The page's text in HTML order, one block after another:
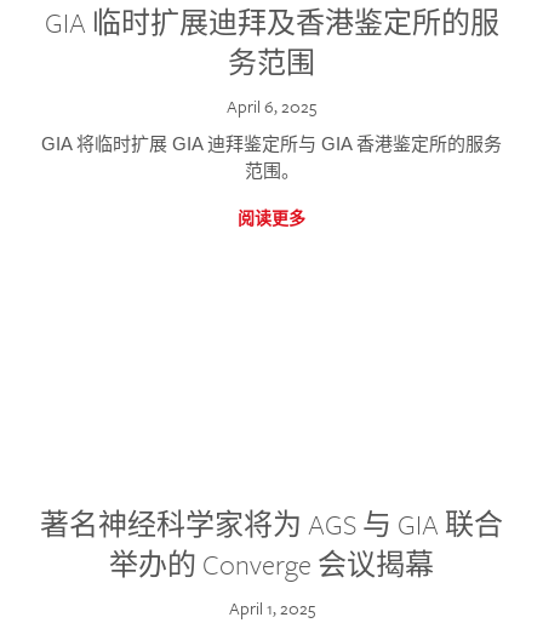
GIA 临时扩展迪拜及香港鉴定所的服
务范围
April 6, 2025
GIA 将临时扩展 GIA 迪拜鉴定所与 GIA 香港鉴定所的服务
范围。
阅读更多
著名神经科学家将为 AGS 与 GIA 联合
举办的 Converge 会议揭幕
April 1, 2025